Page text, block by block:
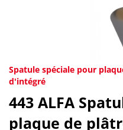
Spatule spéciale pour
d'intégré
443 ALFA
plaque de